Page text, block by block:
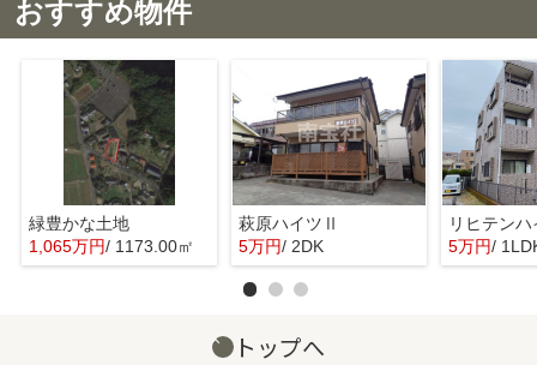
おすすめ物件
緑豊かな土地
1,065万円/ 1173.00㎡
萩原ハイツⅡ
5万円/ 2DK
リヒテンハ
5万円/
トップへ